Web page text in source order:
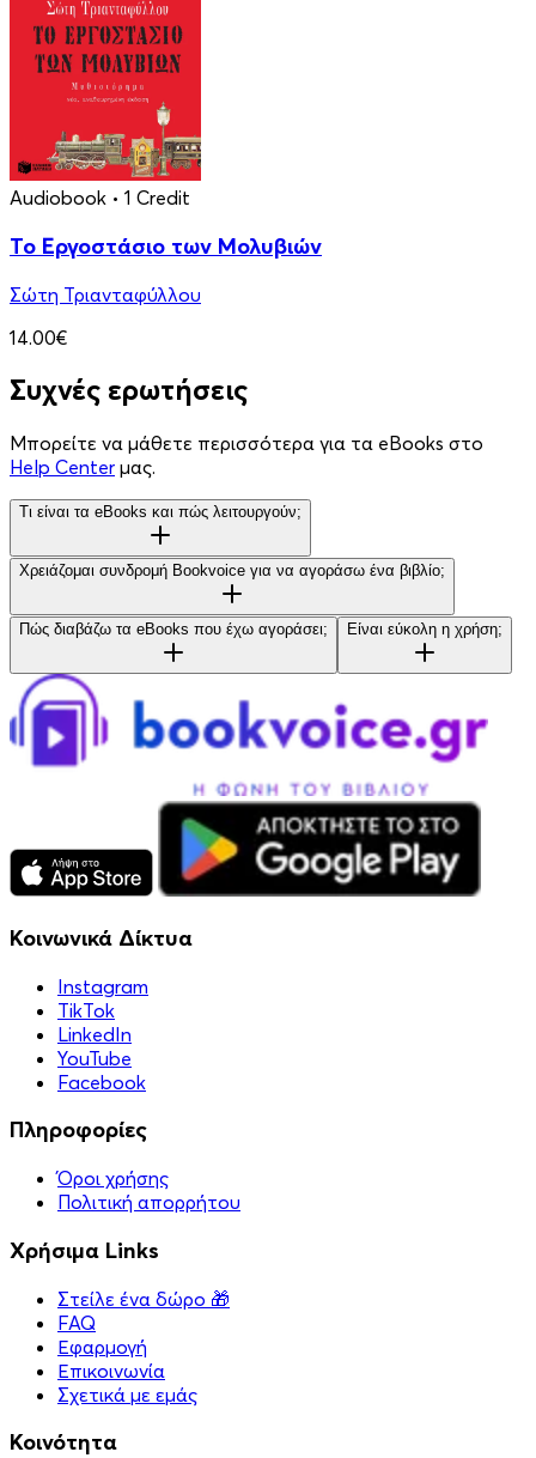
Audiobook • 1 Credit
Το Εργοστάσιο των Μολυβιών
Σώτη Τριανταφύλλου
14.00€
Συχνές ερωτήσεις
Μπορείτε να μάθετε περισσότερα για τα eBooks στο
Help Center μας.
Τι είναι τα eBooks και πώς λειτουργούν;
Χρειάζομαι συνδρομή Bookvoice για να αγοράσω ένα βιβλίο;
Πώς διαβάζω τα eBooks που έχω αγοράσει; Είναι εύκολη η χρήση;
Κοινωνικά Δίκτυα
Instagram
TikTok
LinkedIn
YouTube
Facebook
Πληροφορίες
Όροι χρήσης
Πολιτική απορρήτου
Χρήσιμα Links
Στείλε ένα δώρο 🎁
FAQ
Εφαρμογή
Επικοινωνία
Σχετικά με εμάς
Κοινότητα